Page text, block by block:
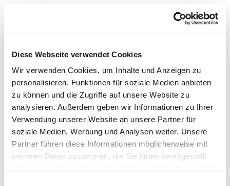
Diese Webseite verwendet Cookies
Wir verwenden Cookies, um Inhalte und Anzeigen zu
personalisieren, Funktionen für soziale Medien anbieten
zu können und die Zugriffe auf unsere Website zu
analysieren. Außerdem geben wir Informationen zu Ihrer
Verwendung unserer Website an unsere Partner für
soziale Medien, Werbung und Analysen weiter. Unsere
Partner führen diese Informationen möglicherweise mit
weiteren Daten zusammen, die Sie ihnen bereitgestellt